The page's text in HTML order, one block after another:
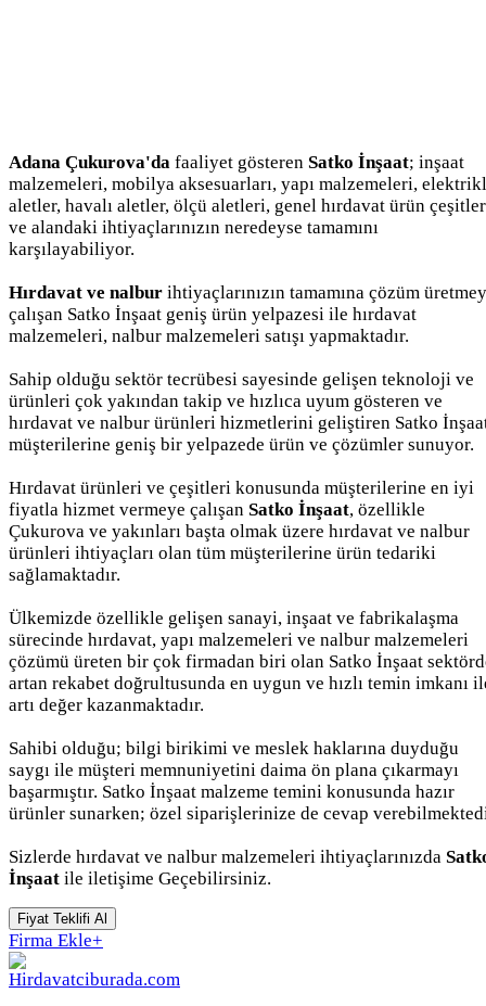
Adana Çukurova'da faaliyet gösteren Satko İnşaat; inşaat
malzemeleri, mobilya aksesuarları, yapı malzemeleri,
aletler, havalı aletler, ölçü aletleri, genel hırdavat ürün
ve alandaki ihtiyaçlarınızın neredeyse tamamını
karşılayabiliyor.
Hırdavat ve nalbur ihtiyaçlarınızın tamamına çözüm
çalışan Satko İnşaat geniş ürün yelpazesi ile hırdavat
malzemeleri, nalbur malzemeleri satışı yapmaktadır.
Sahip olduğu sektör tecrübesi sayesinde gelişen teknoloji ve
ürünleri çok yakından takip ve hızlıca uyum gösteren ve
hırdavat ve nalbur ürünleri hizmetlerini geliştiren Satko
müşterilerine geniş bir yelpazede ürün ve çözümler sunuyor.
Hırdavat ürünleri ve çeşitleri konusunda müşterilerine en iyi
fiyatla hizmet vermeye çalışan Satko İnşaat, özellikle
Çukurova ve yakınları başta olmak üzere hırdavat ve nalbur
ürünleri ihtiyaçları olan tüm müşterilerine ürün tedariki
sağlamaktadır.
Ülkemizde özellikle gelişen sanayi, inşaat ve fabrikalaşma
sürecinde hırdavat, yapı malzemeleri ve nalbur malzemeleri
çözümü üreten bir çok firmadan biri olan Satko İnşaat
artan rekabet doğrultusunda en uygun ve hızlı temin imkanı
artı değer kazanmaktadır.
Sahibi olduğu; bilgi birikimi ve meslek haklarına duyduğu
saygı ile müşteri memnuniyetini daima ön plana çıkarmayı
başarmıştır. Satko İnşaat malzeme temini konusunda hazır
ürünler sunarken; özel siparişlerinize de cevap
Sizlerde hırdavat ve nalbur malzemeleri ihtiyaçlarınızda
İnşaat ile iletişime Geçebilirsiniz.
Fiyat Teklifi Al
Firma Ekle+